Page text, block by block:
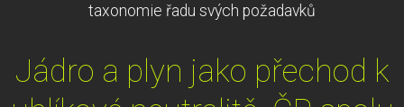
taxonomie řadu svých požadavků
Jádro a plyn jako přechod k